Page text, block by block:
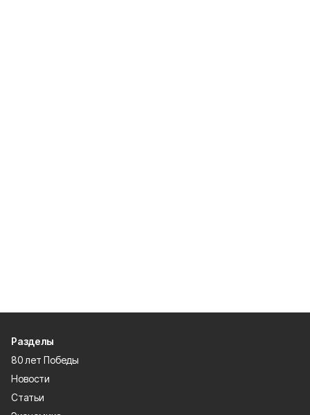
Разделы
80 лет Победы
Новости
Статьи